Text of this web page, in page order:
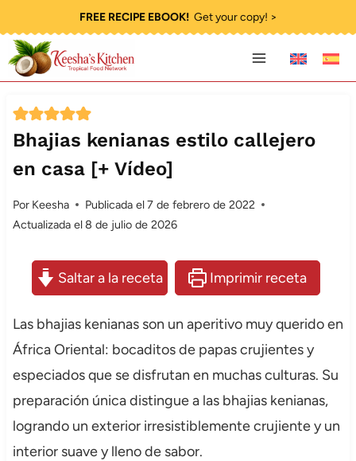
al
contenido
FREE RECIPE EBOOK!Get your copy! >
Bhajias kenianas estilo callejero
en casa [+ Vídeo]
Por Keesha Publicada el7 de febrero de 2022
Actualizada el8 de julio de 2026
Saltar a la receta Imprimir receta
Las bhajias kenianas son un aperitivo muy querido en
África Oriental: bocaditos de papas crujientes y
especiados que se disfrutan en muchas culturas. Su
preparación única distingue a las bhajias kenianas,
logrando un exterior irresistiblemente crujiente y un
interior suave y lleno de sabor.